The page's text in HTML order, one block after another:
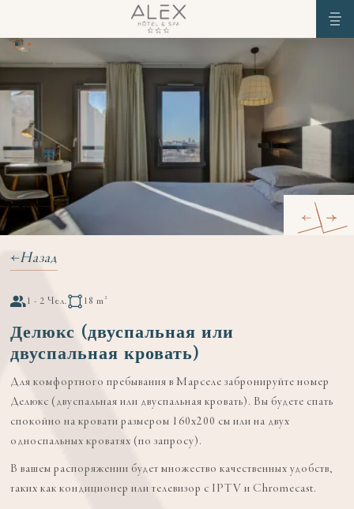
Назад
1 - 2 Чел. 18 m²
Делюкс (двуспальная или
двуспальная кровать)
Для комфортного пребывания в Марселе забронируйте номер
Делюкс (двуспальная или двуспальная кровать). Вы будете спать
спокойно на кровати размером 160x200 см или на двух
односпальных кроватях (по запросу).
В вашем распоряжении будет множество качественных удобств,
таких как кондиционер или телевизор с IPTV и Chromecast.